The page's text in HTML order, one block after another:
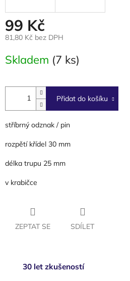
99 Kč
81,80 Kč bez DPH
cena:
Skladem (7 ks)
Přidat do košíku
stříbrný odznak / pin
rozpětí křídel 30 mm
délka trupu 25 mm
v krabičce
ZEPTAT SE SDÍLET
30 let zkušeností